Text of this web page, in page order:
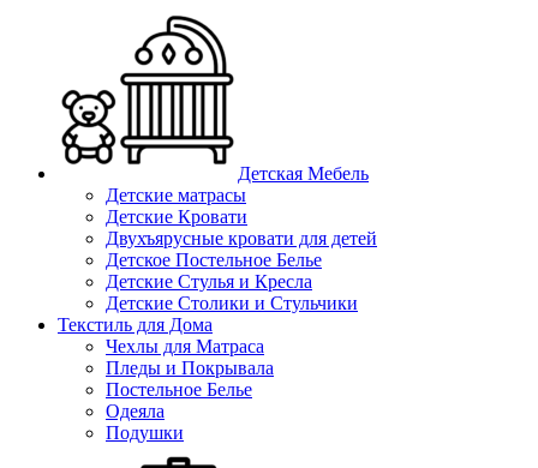
Детская Мебель
Детские матрасы
Детские Кровати
Двухъярусные кровати для детей
Детское Постельное Белье
Детские Стулья и Кресла
Детские Столики и Стульчики
Текстиль для Дома
Чехлы для Матраса
Пледы и Покрывала
Постельное Белье
Одеяла
Подушки